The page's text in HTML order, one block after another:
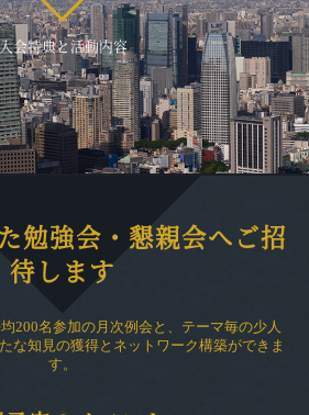
会特典と活動内容
勉強会・懇親会へご招
待します
200名参加の月次例会と、テーマ毎の少人
な知見の獲得とネットワーク構築ができま
す。